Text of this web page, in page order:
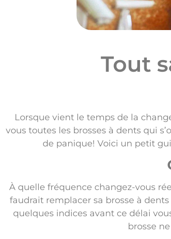
Tout
Lorsque vient le temps de la
vous toutes les brosses à dents qui
de panique! Voici un petit
À quelle fréquence changez-vous
faudrait remplacer sa brosse à
quelques indices avant ce délai
brosse